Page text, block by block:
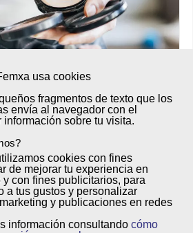
usa cookies
fragmentos de textoque los
envía al navegadorcon el
información sobre tu visita.
cookies con fines
de mejorar tu experiencia en
y con fines publicitarios, para
a tus gustos y personalizar
y publicaciones en redes
información consultando cómo
Personal
estética y belleza de nuestra
Fórmate en un sector